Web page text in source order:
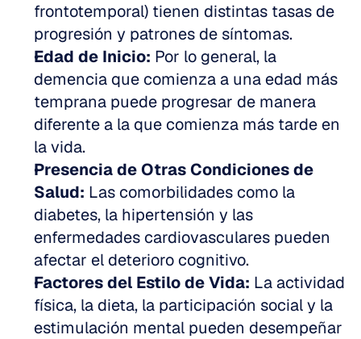
frontotemporal) tienen distintas tasas de
progresión y patrones de síntomas.
Edad de Inicio: Por lo general, la
demencia que comienza a una edad más
temprana puede progresar de manera
diferente a la que comienza más tarde en
la vida.
Presencia de Otras Condiciones de
Salud: Las comorbilidades como la
diabetes, la hipertensión y las
enfermedades cardiovasculares pueden
afectar el deterioro cognitivo.
Factores del Estilo de Vida: La actividad
física, la dieta, la participación social y la
estimulación mental pueden desempeñar